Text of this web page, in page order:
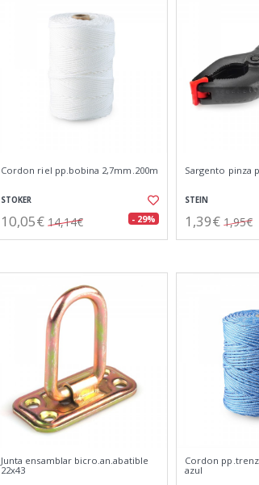
Cordon riel pp.bobina 2,7mm.200m
STOKER
10,05€ 14,14€ - 29%
Sargento pinza
STEIN
1,39€ 1,95€
Junta ensamblar bicro.an.abatible
22x43
Cordon
azul